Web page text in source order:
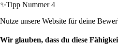
✨Tipp Nummer 4
Nutze unsere Website für deine
Wir glauben, dass du diese